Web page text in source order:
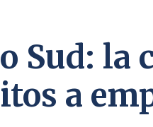
Sud: la
a